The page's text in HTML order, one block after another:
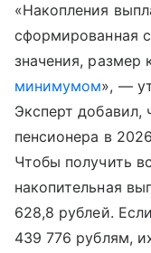
«Накопления
сформированная
значения, размер
минимумом», —
Эксперт
пенсионера в
Чтобы получить
накопительная
628,8 рублей.
439 776 рублям,